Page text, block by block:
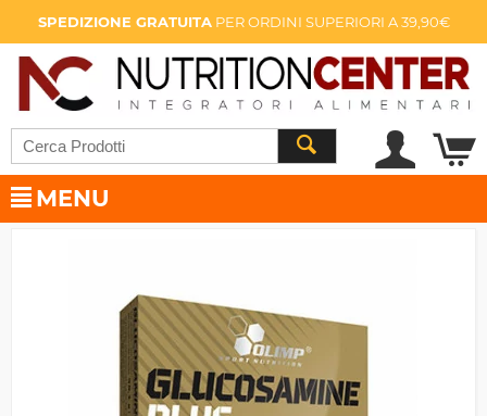
SPEDIZIONE GRATUITAPER ORDINI SUPERIORI A 39,90€
MENU